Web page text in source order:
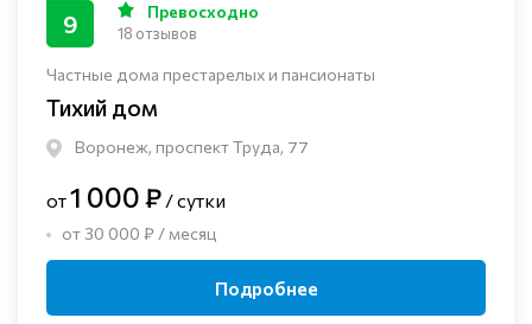
Частные дома престарелых и пансионаты
Тихий дом
Воронеж, проспект Труда, 77
9 Превосходно
18 отзывов
от1 000 ₽ / сутки
от 30 000 ₽ / месяц
Подробнее